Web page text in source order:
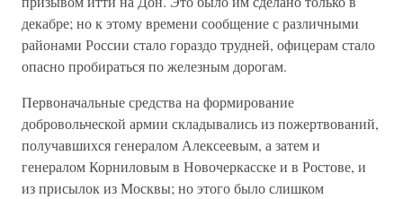
декабре; но к этому времени сообщение с различными
районами России стало гораздо трудней, офицерам стало
опасно пробираться по железным дорогам.
Первоначальные средства на формирование
добровольческой армии складывались из пожертвований,
получавшихся генералом Алексеевым, а затем и
генералом Корниловым в Новочеркасске и в Ростове, и
из присылок из Москвы; но этого было слишком